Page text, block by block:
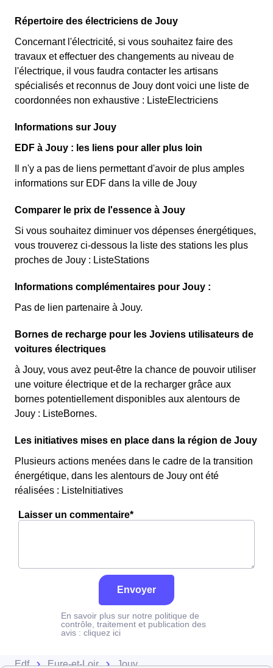
Répertoire des électriciens de Jouy
Concernant l'électricité, si vous souhaitez faire des
travaux et effectuer des changements au niveau de
l'électrique, il vous faudra contacter les artisans
spécialisés et reconnus de Jouy dont voici une liste de
coordonnées non exhaustive : ListeElectriciens
Informations sur Jouy
EDF à Jouy : les liens pour aller plus loin
Il n'y a pas de liens permettant d'avoir de plus amples
informations sur EDF dans la ville de Jouy
Comparer le prix de l'essence à Jouy
Si vous souhaitez diminuer vos dépenses énergétiques,
vous trouverez ci-dessous la liste des stations les plus
proches de Jouy : ListeStations
Informations complémentaires pour Jouy :
Pas de lien partenaire à Jouy.
Bornes de recharge pour les Joviens utilisateurs de
voitures électriques
à Jouy, vous avez peut-être la chance de pouvoir utiliser
une voiture électrique et de la recharger grâce aux
bornes potentiellement disponibles aux alentours de
Jouy : ListeBornes.
Les initiatives mises en place dans la région de Jouy
Plusieurs actions menées dans le cadre de la transition
énergétique, dans les alentours de Jouy ont été
réalisées : ListeInitiatives
Laisser un commentaire*
Envoyer
En savoir plus sur notre politique de
contrôle, traitement et publication des
avis : cliquez ici
Edf Eure-et-Loir Jouy